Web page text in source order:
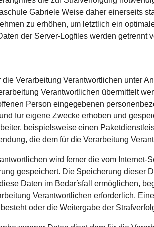
Gabriele Weise daher einerseits
zu erhöhen, um letztlich ein
der Server-Logfiles werden getrennt
Verarbeitung Verantwortlichen unter
Verantwortlichen übermittelt
Person eingegebenen
für eigene Zwecke erhoben und
beispielsweise einen
die dem für die Verarbeitung
wird ferner die vom Internet-
gespeichert. Die Speicherung dieser
Daten im Bedarfsfall ermöglichen,
Verantwortlichen erforderlich.
oder die Weitergabe der